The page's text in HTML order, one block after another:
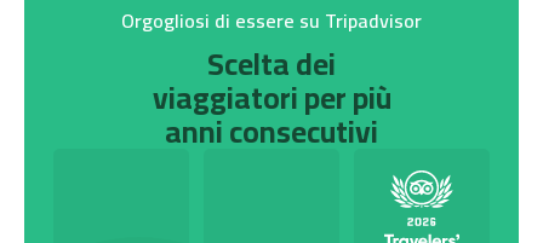
Orgogliosi di essere su Tripadvisor
Scelta dei
viaggiatori per più
anni consecutivi